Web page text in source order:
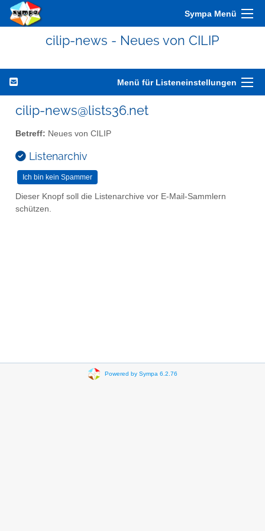
Sympa Menü
cilip-news - Neues von CILIP
Menü für Listeneinstellungen
cilip-news@lists36.net
Betreff: Neues von CILIP
Listenarchiv
Dieser Knopf soll die Listenarchive vor E-Mail-Sammlern
schützen.
Powered by Sympa 6.2.76